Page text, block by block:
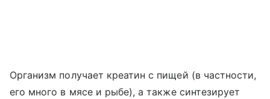
Организм получает креатин с пищей (в частности,
его много в мясе и рыбе), а также синтезирует